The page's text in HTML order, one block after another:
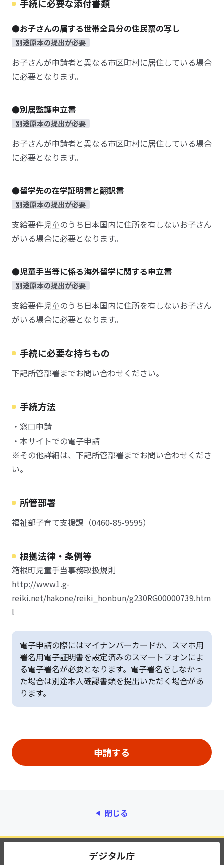
手続に必要な添付書類
●お子さんの属する世帯全員分の住民票の写し
別途原本の提出が必要
お子さんが申請者と異なる市区町村に居住している場合
に必要となります。
●別居監護申立書
別途原本の提出が必要
お子さんが申請者と異なる市区町村に居住している場合
に必要となります。
●留学先の在学証明書と翻訳書
別途原本の提出が必要
支給要件児童のうち日本国内に住所を有しないお子さん
がいる場合に必要となります。
●児童手当等に係る海外留学に関する申立書
別途原本の提出が必要
支給要件児童のうち日本国内に住所を有しないお子さん
がいる場合に必要となります。
手続に必要な持ちもの
下記所管部署までお問い合わせください。
手続方法
・窓口申請
・本サイトでの電子申請
※その他詳細は、下記所管部署までお問い合わせくださ
い。
所管部署
福祉部子育て支援課（0460-85-9595）
根拠法律・条例等
箱根町児童手当事務取扱規則
http://www1.g-
reiki.net/hakone/reiki_honbun/g230RG00000739.htm
l
電子申請の際にはマイナンバーカードか、スマホ用
署名用電子証明書を設定済みのスマートフォンによ
る電子署名が必要となります。電子署名をしなかっ
た場合は別途本人確認書類を提出いただく場合があ
ります。
閉じる